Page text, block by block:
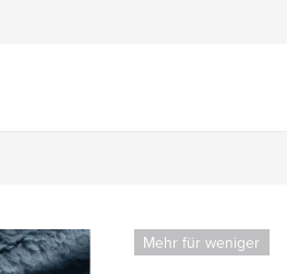
Mehr für weniger